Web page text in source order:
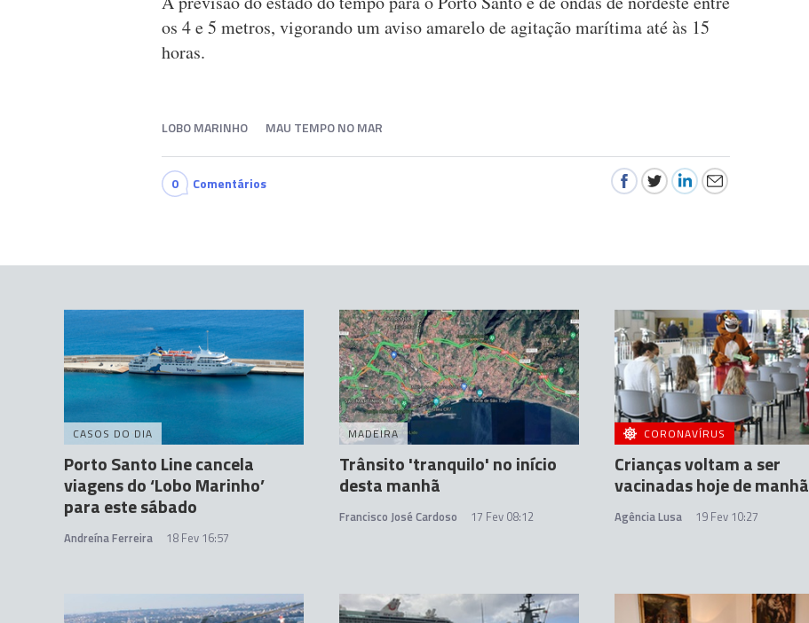
os 4 e 5 metros, vigorando um aviso amarelo de agitação marítima até às 15
horas.
LOBO MARINHO MAU TEMPO NO MAR
0 Comentários
CASOS DO DIA
Porto Santo Line cancela
viagens do ‘Lobo Marinho’
para este sábado
Andreína Ferreira 18 Fev 16:57
MADEIRA
Trânsito 'tranquilo' no início
desta manhã
Francisco José Cardoso 17 Fev 08:12
CORONAVÍRUS
Crianças voltam a ser
vacinadas hoje de manhã
Agência Lusa 19 Fev 10:27